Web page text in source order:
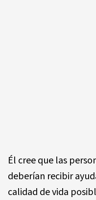
Él cree que las
deberían recibir
calidad de vida